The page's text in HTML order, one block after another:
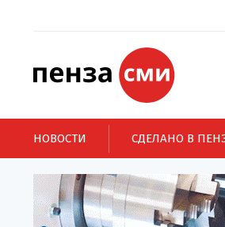
НОВОСТИ СДЕЛАНО В